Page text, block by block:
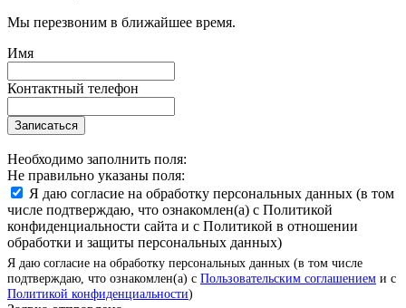
Мы перезвоним в ближайшее время.
Имя
Контактный телефон
Записаться
Необходимо заполнить поля:
Не правильно указаны поля:
Я даю согласие на обработку персональных данных (в том
числе подтверждаю, что ознакомлен(а) с Политикой
конфиденциальности сайта и с Политикой в отношении
обработки и защиты персональных данных)
Я даю согласие на обработку персональных данных (в том числе
подтверждаю, что ознакомлен(а) с Пользовательским соглашением и с
Политикой конфиденциальности)